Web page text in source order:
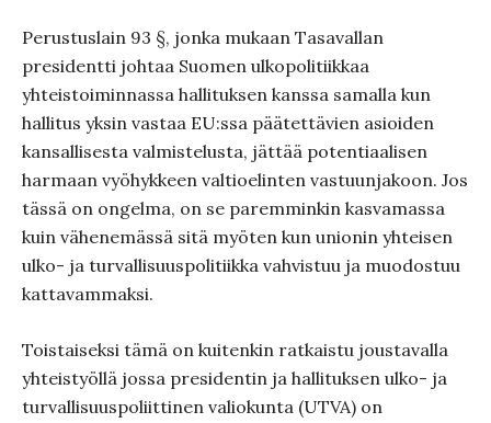
Perustuslain 93 §, jonka mukaan Tasavallan
presidentti johtaa Suomen ulkopolitiikkaa
yhteistoiminnassa hallituksen kanssa samalla kun
hallitus yksin vastaa EU:ssa päätettävien asioiden
kansallisesta valmistelusta, jättää potentiaalisen
harmaan vyöhykkeen valtioelinten vastuunjakoon. Jos
tässä on ongelma, on se paremminkin kasvamassa
kuin vähenemässä sitä myöten kun unionin yhteisen
ulko- ja turvallisuuspolitiikka vahvistuu ja muodostuu
kattavammaksi.
Toistaiseksi tämä on kuitenkin ratkaistu joustavalla
yhteistyöllä jossa presidentin ja hallituksen ulko- ja
turvallisuuspoliittinen valiokunta (UTVA) on